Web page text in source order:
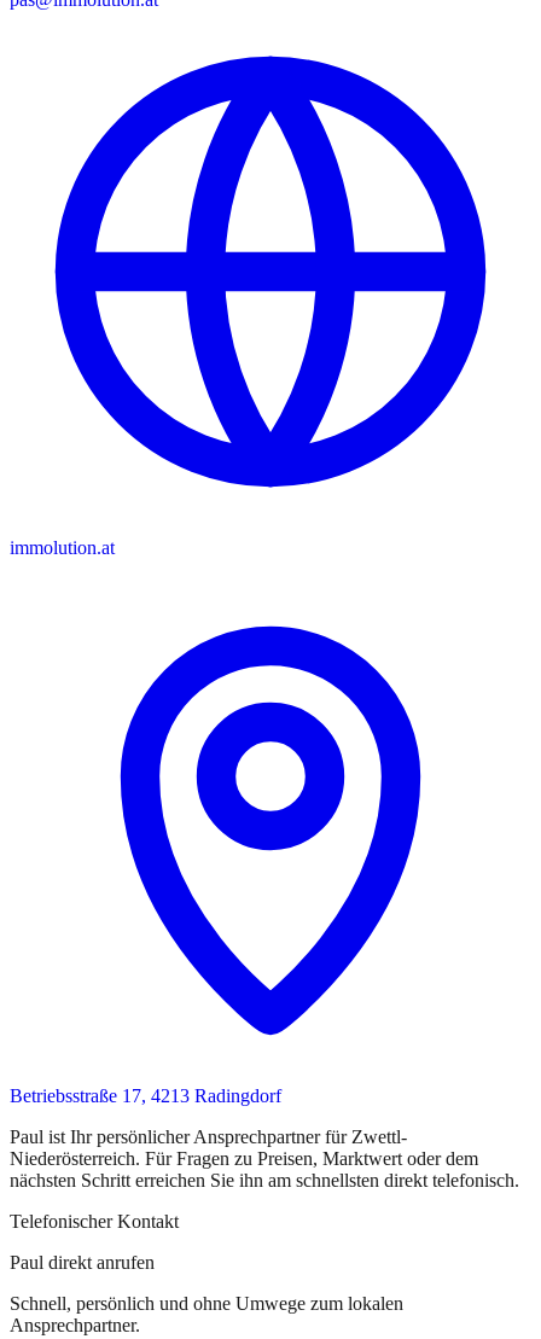
immolution.at
Betriebsstraße 17, 4213 Radingdorf
Paul ist Ihr persönlicher Ansprechpartnerfür Zwettl-
Niederösterreich. Für Fragen zu Preisen, Marktwert oder dem
nächsten Schritt erreichen Sie ihn am schnellsten direkt telefonisch.
Telefonischer Kontakt
Paul direkt anrufen
Schnell, persönlich und ohne Umwege zum lokalen
Ansprechpartner.